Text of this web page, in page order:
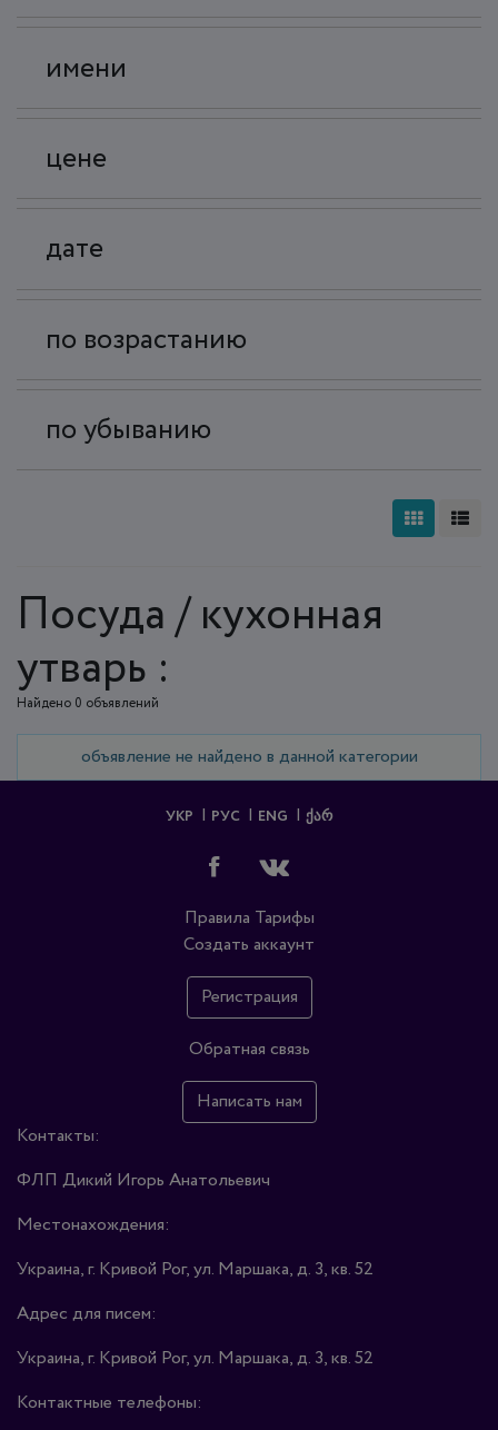
имени
цене
дате
по возрастанию
по убыванию
Посуда / кухонная
утварь :
Найдено 0 объявлений
объявление не найдено в данной категории
УКР РУС ENG ᲥᲐᲠ
Правила Тарифы
Создать аккаунт
Регистрация
Обратная связь
Написать нам
Контакты:
ФЛП Дикий Игорь Анатольевич
Местонахождения:
Украина, г. Кривой Рог, ул. Маршака, д. 3, кв. 52
Адрес для писем:
Украина, г. Кривой Рог, ул. Маршака, д. 3, кв. 52
Контактные телефоны: